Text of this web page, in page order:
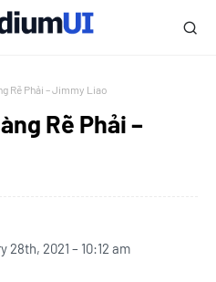
Rẽ Phải – Jimmy Liao
Rẽ Phải –
2021 – 10:12 am